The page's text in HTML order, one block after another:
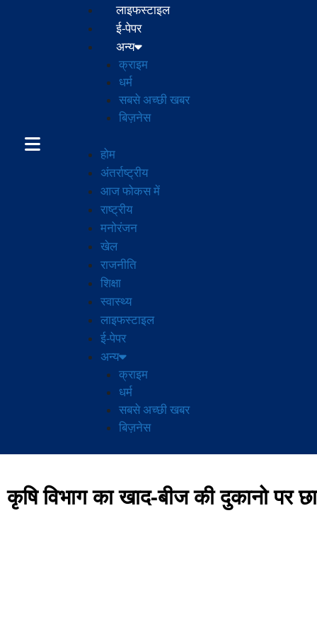
लाइफस्टाइल
ई-पेपर
अन्य
क्राइम
धर्म
सबसे अच्छी खबर
बिज़नेस
होम
अंतर्राष्ट्रीय
आज फोकस में
राष्ट्रीय
मनोरंजन
खेल
राजनीति
शिक्षा
स्वास्थ्य
लाइफस्टाइल
ई-पेपर
अन्य
क्राइम
धर्म
सबसे अच्छी खबर
बिज़नेस
कृषि विभाग का खाद-बीज की दुकानो पर